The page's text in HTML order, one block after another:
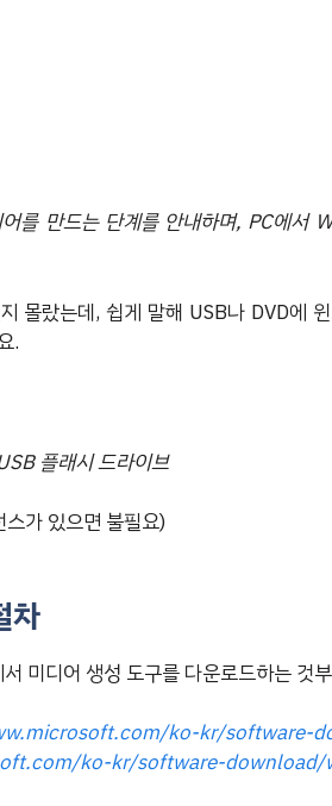
를 만드는 단계를 안내하며, PC에서
몰랐는데, 쉽게 말해 USB나 DVD에
.
플래시 드라이브
가 있으면 불필요)
차
미디어 생성 도구를 다운로드하는 것
ko-kr/software-
ko-kr/software-download/